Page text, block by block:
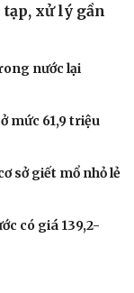
xử lý gần
nước lại
mức 61,9 triệu
sở giết mổ nhỏ lẻ
có giá 139,2-